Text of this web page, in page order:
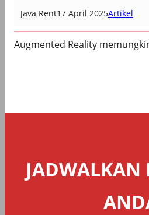
Java Rent17 April 2025Artikel
Augmented Reality
JADWALKAN